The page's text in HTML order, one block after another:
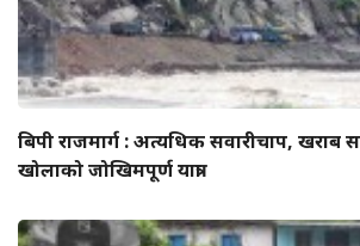
बिपी राजमार्ग : अत्यधिक सवारीचाप, खराब
खोलाको जोखिमपूर्ण यात्रा